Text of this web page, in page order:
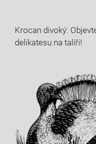
Krocan divoký:
delikatesu na talíři!